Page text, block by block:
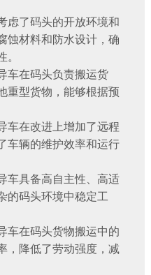
了码头的开放环境和
蚀材料和防水设计，确
在码头负责搬运货
重型货物，能够根据预
在改进上增加了远程
车辆的维护效率和运行
具备高自主性、高适
的码头环境中稳定工
在码头货物搬运中的
，降低了劳动强度，减